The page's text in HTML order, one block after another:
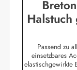
Halstuch
Passend zu
einsetzbares
elastischgewirkte